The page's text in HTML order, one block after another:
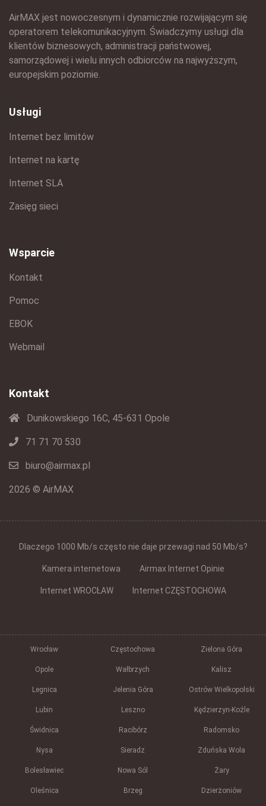
AirMAX jest nowoczesnym i dynamicznie rozwijającym się
operatorem telekomunikacyjnym. Świadczymy usługi dla
klientów biznesowych, administracji państwowej,
samorządowej i wielu innych odbiorców na najwyższym,
europejskim poziomie.
Usługi
Internet bez limitów
Internet na kartę
Internet SLA
Zasięg sieci
Wsparcie
Kontakt
Pomoc
EBOK
Webmail
Kontakt
Dunikowskiego 16C, 45-631 Opole
71 71 70 530
biuro@airmax.pl
2026 © AirMAX
Dlaczego 1000 Mb/s często nie daje przewagi nad 50 Mb/s?
Kamera internetowa Airmax Internet Opinie
Internet WROCŁAW Internet CZĘSTOCHOWA
Wrocław Częstochowa Zielona Góra
Opole Wałbrzych Kalisz
Legnica Jelenia Góra Ostrów Wielkopolski
Lubin Leszno Kędzierzyn-Koźle
Świdnica Racibórz Radomsko
Nysa Sieradz Zduńska Wola
Bolesławiec Nowa Sól Żary
Oleśnica Brzeg Dzierżoniów